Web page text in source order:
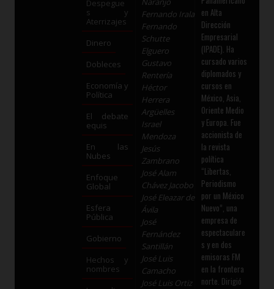
Despegue
s y
Aterrizajes
Dinero
Dobleces
Economía y
Política
El debate
equis
En las
Nubes
Enfoque
Global
Esfera
Pública
Gobierno
Hechos y
nombres
Fernando Irala
Fernando
Schutte
Elguero
Gustavo
Rentería
Héctor
Herrera
Argüelles
Israel
Mendoza
Jesús
Zambrano
José Alam
Chávez Jacobo
José Eleazar de
Ávila
José
Fernández
Santillán
José Luis
Camacho
José Luis Ortiz
en Alta
Dirección
Empresarial
(IPADE). Ha
cursado varios
diplomados y
cursos en
México, Asia,
Oriente Medio
y Europa. Fue
accionista de
la revista
política
“Libertas,
Periodismo
por un México
Nuevo”, una
empresa de
espectaculare
s y en dos
emisoras FM
en la frontera
norte. Dirigió